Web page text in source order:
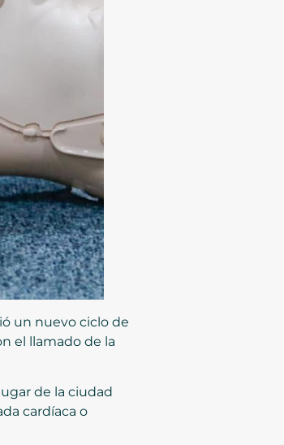
un nuevo ciclo de
el llamado de la
de la ciudad
cardíaca o